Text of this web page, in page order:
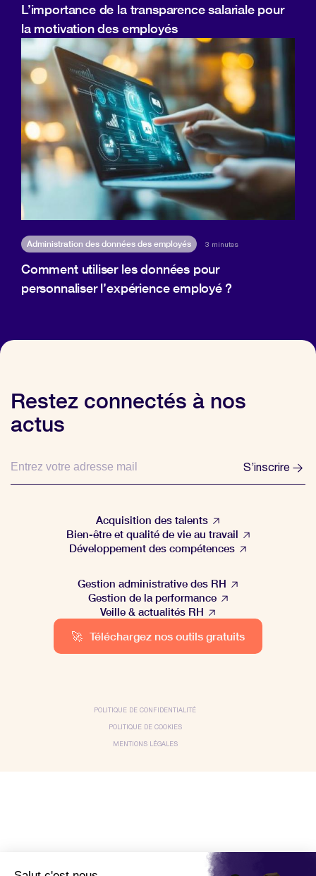
L’importance de la transparence salariale pour
la motivation des employés
Administration des données des employés 3 minutes
Comment utiliser les données pour
personnaliser l’expérience employé ?
Restez connectés à nos
actus
S’inscrire
Acquisition des talents
Bien-être et qualité de vie au travail
Développement des compétences
Gestion administrative des RH
Gestion de la performance
Veille & actualités RH
🚀 Téléchargez nos outils gratuits
POLITIQUE DE CONFIDENTIALITÉ
POLITIQUE DE COOKIES
MENTIONS LÉGALES